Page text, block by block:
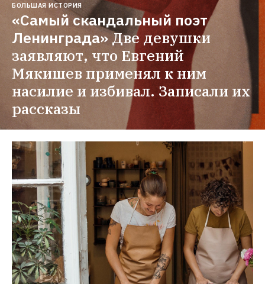
БОЛЬШАЯ ИСТОРИЯ
«Самый скандальный поэт
Ленинграда»Две девушки
заявляют, что Евгений
Мякишев применял к ним
насилие и избивал. Записали их
рассказы